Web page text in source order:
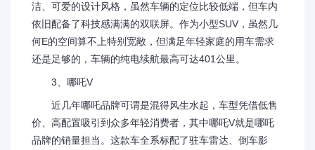
洁、可爱的设计风格，虽然车辆的定位比较低端，但车内
依旧配备了科技感满满的双联屏。作为小型SUV，虽然几
何E的空间算不上特别宽敞，但满足年轻家庭的用车需求
还是足够的，车辆的纯电续航最高可达401公里。
3、哪吒V
近几年哪吒品牌可谓是混得风生水起，车型凭借低售
价、高配置吸引到众多年轻消费者，其中哪吒V就是哪吒
品牌的销量担当。这款车全系标配了驻车雷达、倒车影